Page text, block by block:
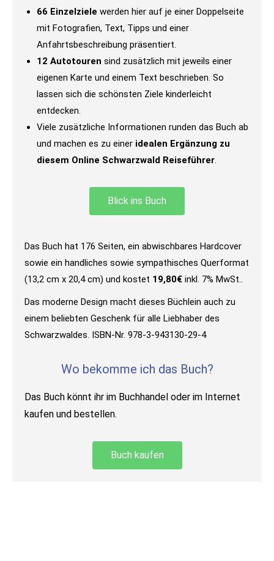
66 Einzelziele werden hier auf je einer Doppelseite
mit Fotografien, Text, Tipps und einer
Anfahrtsbeschreibung präsentiert.
12 Autotouren sind zusätzlich mit jeweils einer
eigenen Karte und einem Text beschrieben. So
lassen sich die schönsten Ziele kinderleicht
entdecken.
Viele zusätzliche Informationen runden das Buch ab
und machen es zu einer idealen Ergänzung zu
diesem Online Schwarzwald Reiseführer.
Blick ins Buch
Das Buch hat 176 Seiten, ein abwischbares Hardcover
sowie ein handliches sowie sympathisches Querformat
(13,2 cm x 20,4 cm) und kostet 19,80€ inkl. 7% MwSt..
Das moderne Design macht dieses Büchlein auch zu
einem beliebten Geschenk für alle Liebhaber des
Schwarzwaldes. ISBN-Nr. 978-3-943130-29-4
Wo bekomme ich das Buch?
Das Buch könnt ihr im Buchhandel oder im Internet
kaufen und bestellen.
Buch kaufen